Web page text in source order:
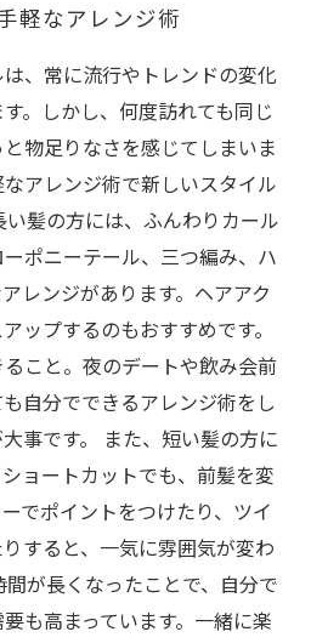
軽なアレンジ術
、常に流行やトレンドの変化
。しかし、何度訪れても同じ
物足りなさを感じてしまいま
アレンジ術で新しいスタイル
髪の方には、ふんわりカール
ポニーテール、三つ編み、ハ
レンジがあります。ヘアアク
ップするのもおすすめです。
こと。夜のデートや飲み会前
自分でできるアレンジ術をし
事です。 また、短い髪の方に
ョートカットでも、前髪を変
でポイントをつけたり、ツイ
すると、一気に雰囲気が変わ
が長くなったことで、自分で
も高まっています。一緒に楽